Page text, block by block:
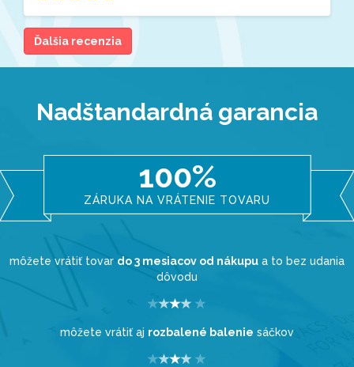
Ďalšia recenzia
Nadštandardná garancia
100%
ZÁRUKA NA VRÁTENIE TOVARU
môžete vrátiť tovar do 3 mesiacov od nákupu a to bez udania
dôvodu
môžete vrátiť aj rozbalené balenie sáčkov